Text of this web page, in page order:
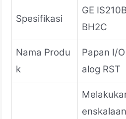
Spesifikasi
GE
BH2C
Nama Produ
k
Papan I/
alog RST